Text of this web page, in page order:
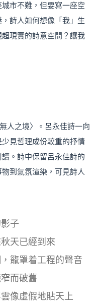
市不難，但要寫一座空
詩人如何想像「我」生
現實的詩意空間？讓我
人之境〉。呂永佳詩一向
見哲理成份較重的抒情
。詩中保留呂永佳詩的
到氣氛渲染，可見詩人
子
天已經到來
籠罩着工程的聲音
而破舊
像虛假地貼天上